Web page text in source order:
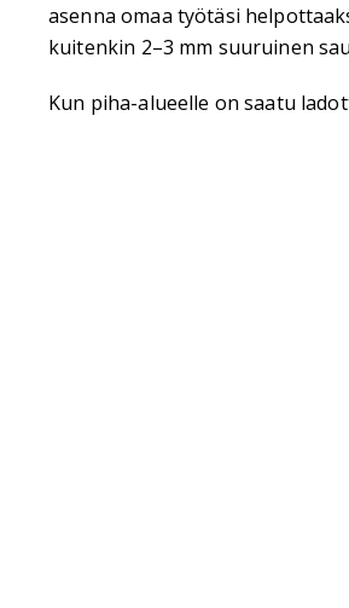
asenna omaa työtäsi
kuitenkin 2–3 mm suuruinen
Kun piha-alueelle on saatu